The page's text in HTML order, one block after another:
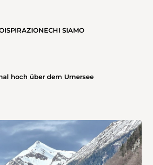
ISPIRAZIONECHI SIAMO
hoch über dem Urnersee